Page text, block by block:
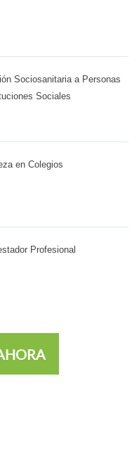
Sociosanitaria a Personas
Sociales
en Colegios
Profesional